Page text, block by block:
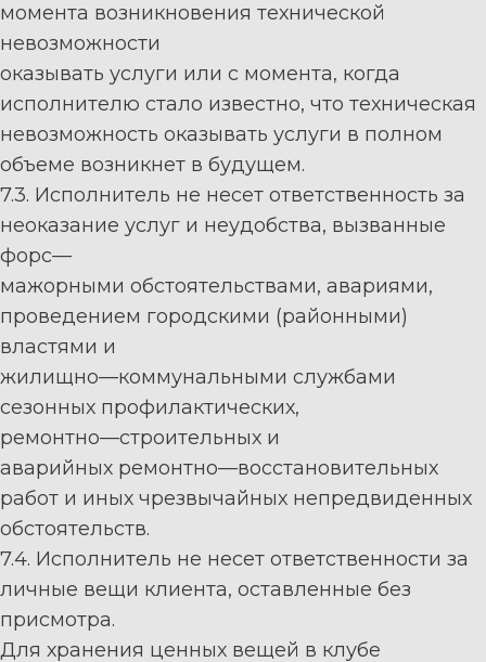
момента возникновения технической
невозможности
оказывать услуги или с момента, когда
исполнителю стало известно, что техническая
невозможность оказывать услуги в полном
объеме возникнет в будущем.
7.3. Исполнитель не несет ответственность за
неоказание услуг и неудобства, вызванные
форс—
мажорными обстоятельствами, авариями,
проведением городскими (районными)
властями и
жилищно—коммунальными службами
сезонных профилактических,
ремонтно—строительных и
аварийных ремонтно—восстановительных
работ и иных чрезвычайных непредвиденных
обстоятельств.
7.4. Исполнитель не несет ответственности за
личные вещи клиента, оставленные без
присмотра.
Для хранения ценных вещей в клубе